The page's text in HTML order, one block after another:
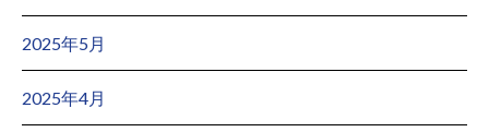
2025年5月
2025年4月